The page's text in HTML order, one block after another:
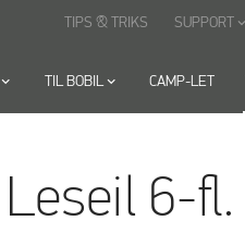
keyboard_arrow_down TIL BOBIL keyboard_arrow_down CAMP-LET
TIPS & TRIKS SUPPORT keyboard_arrow_down
Leseil 6-fl.